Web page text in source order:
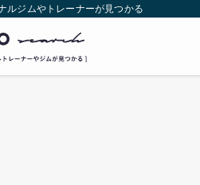
ルジムやトレーナーが見つかる